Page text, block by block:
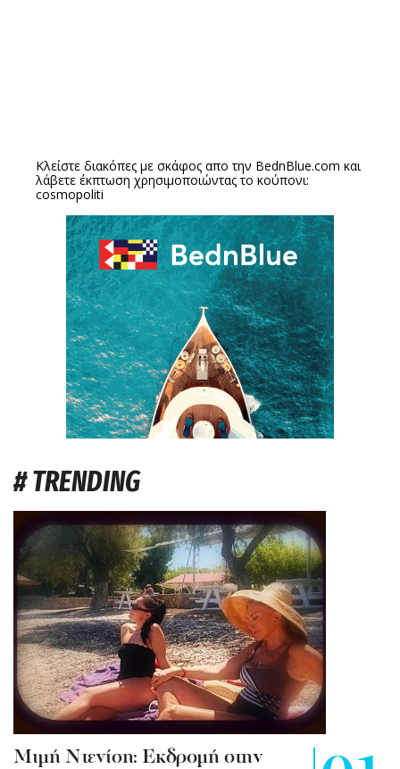
Κλείστε διακόπες με σκάφος απο την BednBlue.com και
λάβετε έκπτωση χρησιμοποιώντας το κούπονι:
cosmopoliti
# TRENDING
Mιμή Ντενίση: Εκδρομή στην